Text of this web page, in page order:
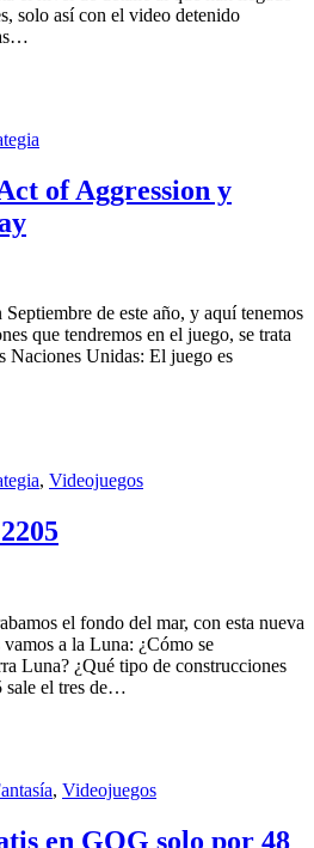
solo así con el video detenido
of Aggression y
de este año, y aquí tenemos
que tendremos en el juego, se trata
Naciones Unidas: El juego es
, Videojuegos
el fondo del mar, con esta nueva
a la Luna: ¿Cómo se
Luna? ¿Qué tipo de construcciones
sale el tres de…
, Videojuegos
en GOG solo por 48